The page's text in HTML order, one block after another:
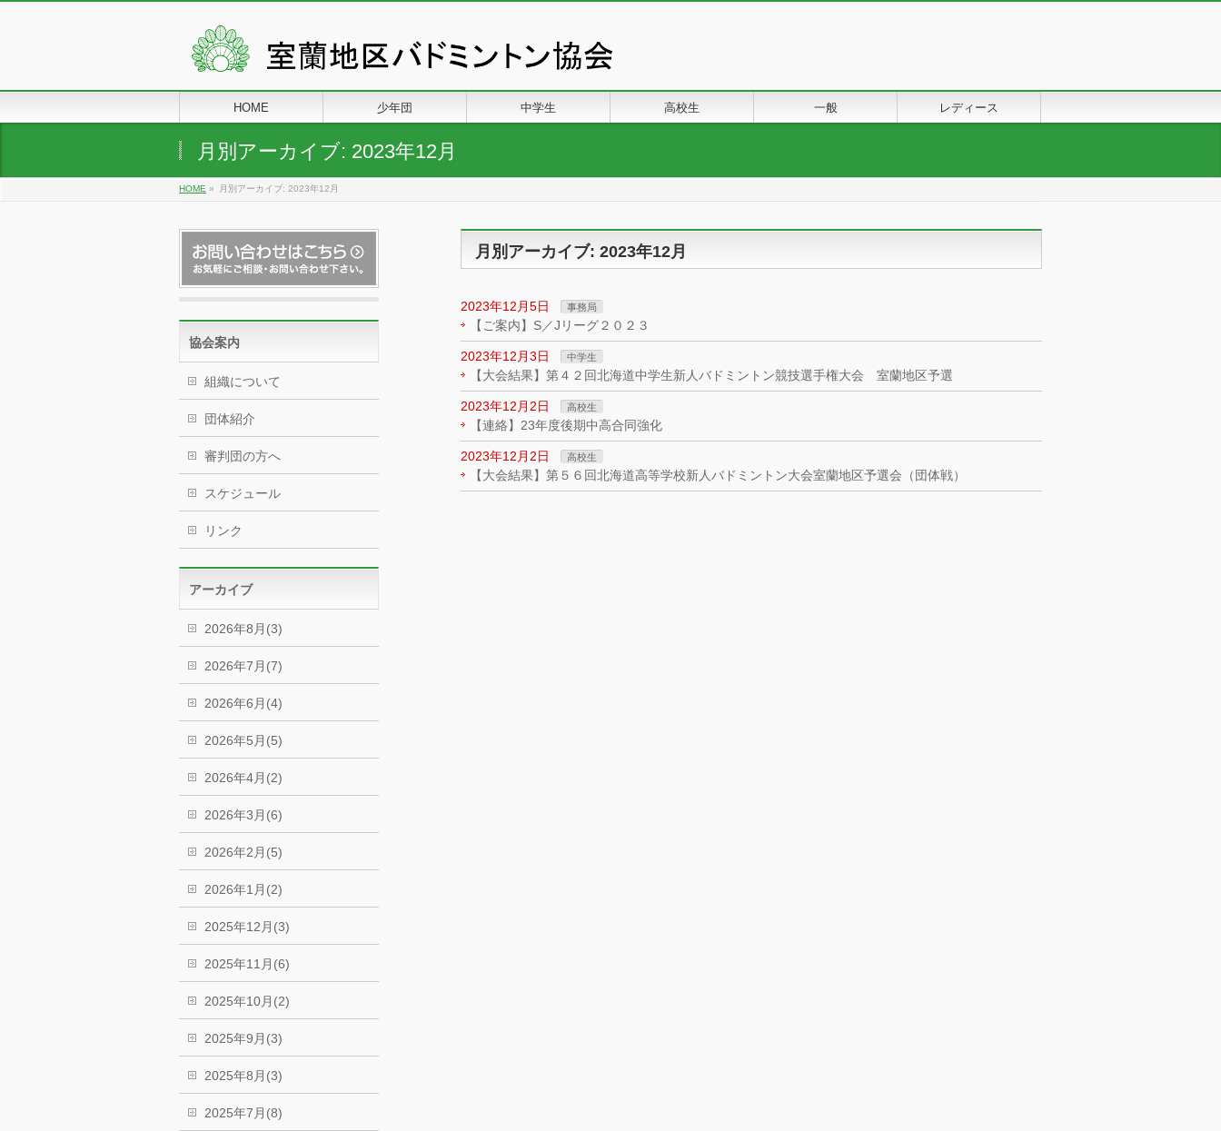
HOME 少年団 中学生 高校生 一般 レディース
月別アーカイブ: 2023年12月
HOME » 月別アーカイブ: 2023年12月
月別アーカイブ: 2023年12月
2023年12月5日 事務局
【ご案内】S／Jリーグ２０２３
2023年12月3日 中学生
【大会結果】第４２回北海道中学生新人バドミントン競技選手権大会 室蘭地区予選
2023年12月2日 高校生
【連絡】23年度後期中高合同強化
2023年12月2日 高校生
【大会結果】第５６回北海道高等学校新人バドミントン大会室蘭地区予選会（団体戦）
協会案内
組織について
団体紹介
審判団の方へ
スケジュール
リンク
アーカイブ
2026年8月(3)
2026年7月(7)
2026年6月(4)
2026年5月(5)
2026年4月(2)
2026年3月(6)
2026年2月(5)
2026年1月(2)
2025年12月(3)
2025年11月(6)
2025年10月(2)
2025年9月(3)
2025年8月(3)
2025年7月(8)